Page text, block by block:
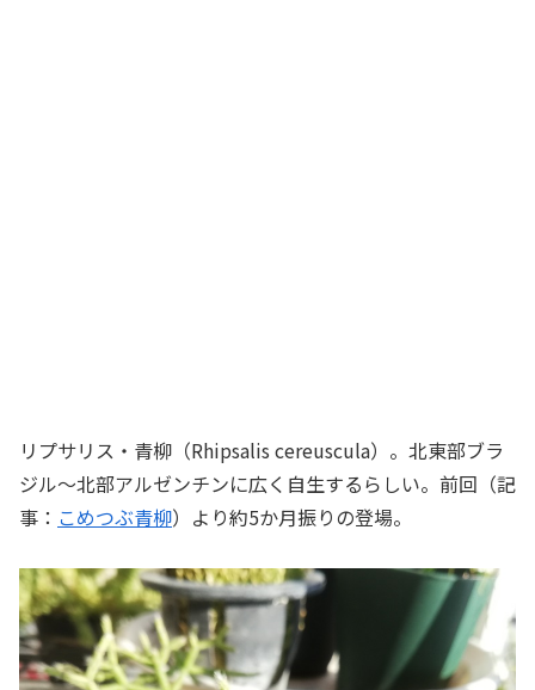
リプサリス・青柳（Rhipsalis cereuscula）。北東部ブラ
ジル～北部アルゼンチンに広く自生するらしい。前回（記
事： こめつぶ青柳）より約5か月振りの登場。